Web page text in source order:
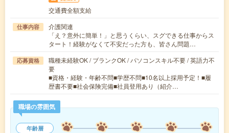
交通費全額支給
仕事内容
介護関連
「え？意外に簡単！」と思うくらい、スグできる仕事からス
タート！経験がなくて不安だった方も、皆さん問題…
応募資格
職種未経験OK / ブランクOK / パソコンスキル不要 / 英語力不
要
■資格・経験・年齢不問■学歴不問■10名以上採用予定！■履
歴書不要■社会保険完備■社員登用あり（紹介…
職場の雰囲気
年齢層